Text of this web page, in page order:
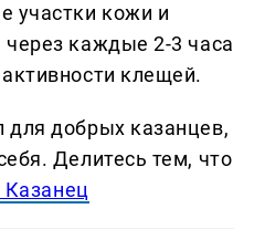
участки кожи и
каждые 2-3 часа
клещей.
для добрых казанцев,
Делитеcь тем, что
Казанец